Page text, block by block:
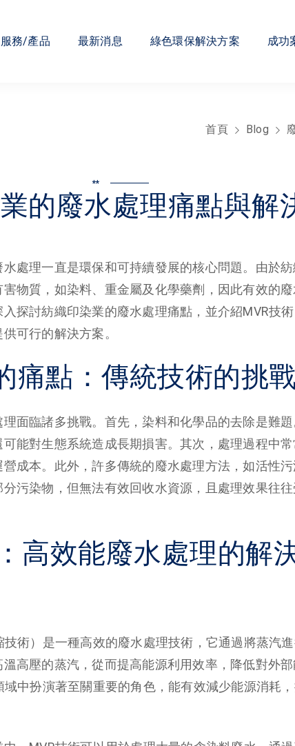
服務/產品 最新消息 綠色環保解決方案 成功
首頁 Blog
**
的廢水處理痛點與解
處理一直是環保和可持續發展的核心問題。由於
物質，如染料、重金屬及化學藥劑，因此有效的
探討紡織印染業的廢水處理痛點，並介紹MVR技
可行的解決方案。
痛點：傳統技術的挑戰
面臨諸多挑戰。首先，染料和化學品的去除是難
能對生態系統造成長期損害。其次，處理過程中
成本。此外，許多傳統的廢水處理方法，如活性
污染物，但無法有效回收水資源，且處理效果往
高效能廢水處理的解
技術）是一種高效的廢水處理技術，它通過將蒸汽
高壓的蒸汽，從而提高能源利用效率，降低對外部
域中扮演著至關重要的角色，能有效減少能源消耗